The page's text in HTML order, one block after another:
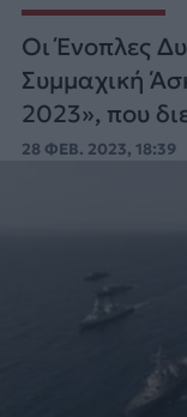
Οι Ένοπλες
Συμμαχική
2023», που
θαλάσσια
28 ΦΕΒ. 2023, 18:39